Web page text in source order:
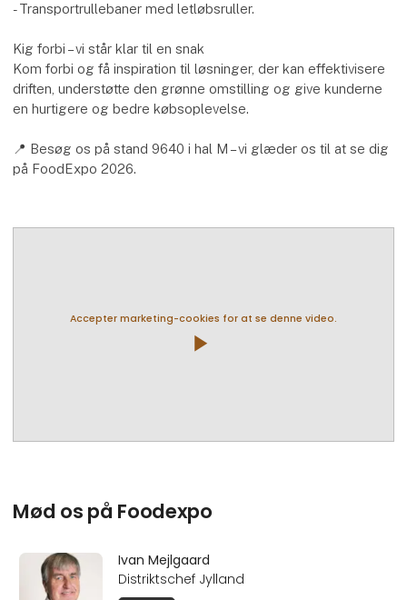
- Transportrullebaner med letløbsruller.
Kig forbi – vi står klar til en snak
Kom forbi og få inspiration til løsninger, der kan effektivisere
driften, understøtte den grønne omstilling og give kunderne
en hurtigere og bedre købsoplevelse.
📍 Besøg os på stand 9640 i hal M – vi glæder os til at se dig
på FoodExpo 2026.
Accepter marketing-cookies for at se denne video.
play_arrow
Mød os på Foodexpo
Ivan Mejlgaard
Distriktschef Jylland